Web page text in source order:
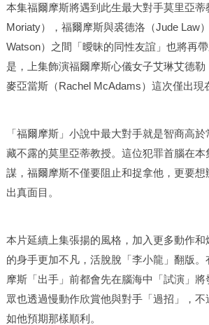
本集福爾摩斯將遇到此生最大對手莫里亞蒂
Moriaty），福爾摩斯與裘德洛（Jude Law
Watson）之間「曖昧的同性友誼」也將再
是，上集飾演福爾摩斯心儀女子艾琳艾德勒
麥亞當斯（Rachel McAdams）這次僅出現
「福爾摩斯」小說中最大對手就是智商高
藏不露的莫里亞蒂教授。這位犯罪首腦在
謀，福爾摩斯不僅要阻止和捉拿他，更要
出真面目。
本片延續上集張揚的風格，加入更多動作
的身手更加不凡，活脫脫「李小龍」翻版
摩斯「出手」前都會先在腦海中「試演」
眾也透過慢動作欣賞他與對手「過招」，
如他預期那樣順利。